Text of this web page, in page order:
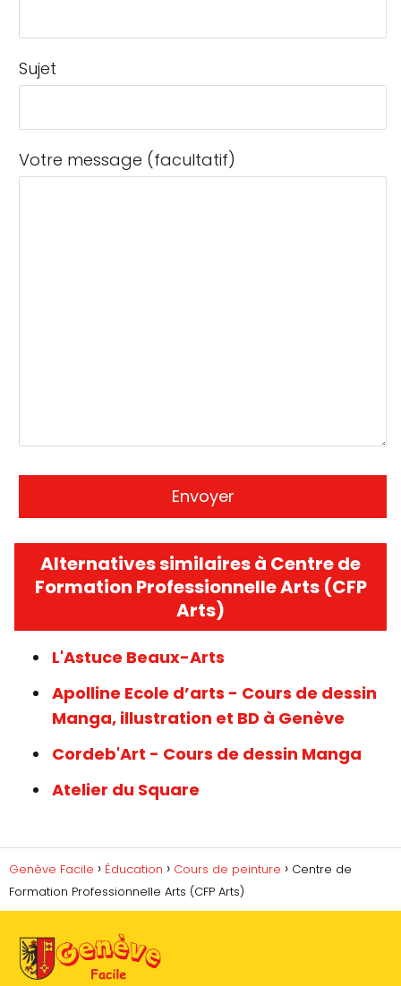
Sujet
Votre message (facultatif)
Alternatives similaires à Centre de
Formation Professionnelle Arts (CFP
Arts)
L'Astuce Beaux-Arts
Apolline Ecole d’arts - Cours de dessin
Manga, illustration et BD à Genève
Cordeb'Art - Cours de dessin Manga
Atelier du Square
Genève Facile Éducation Cours de peinture
Centre de
Formation Professionnelle Arts (CFP Arts)